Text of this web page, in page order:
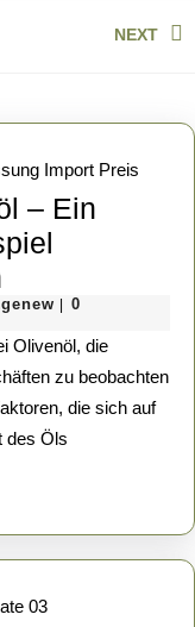
NEXT
– Ein
Qualität
von
Olivenöl
–
Ein
verschiedener
Erik
van
Agenew
0
zu beobachten
die sich auf
des Öls